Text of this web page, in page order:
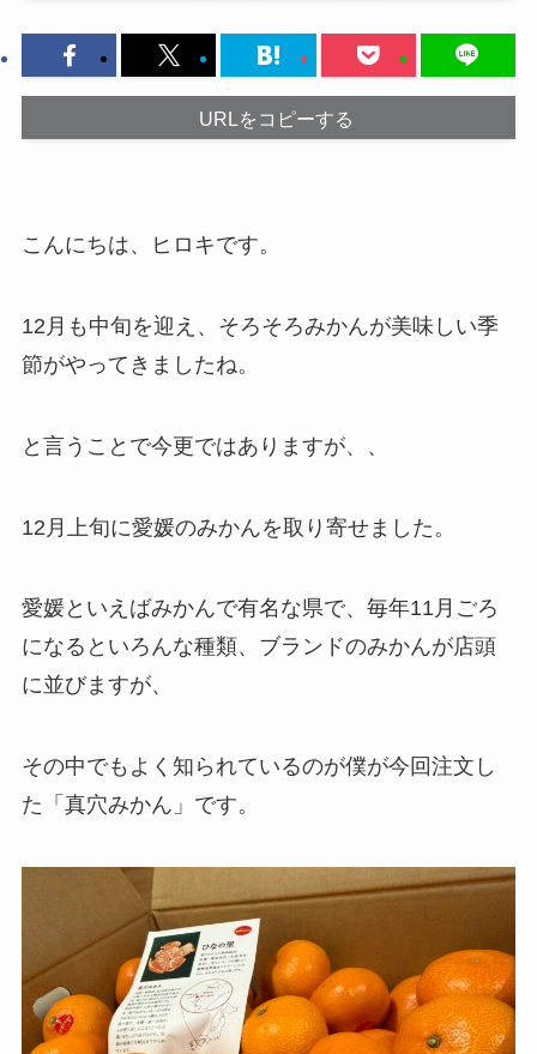
URLをコピーする
こんにちは、ヒロキです。
12月も中旬を迎え、そろそろみかんが美味しい季
節がやってきましたね。
と言うことで今更ではありますが、、
12月上旬に愛媛のみかんを取り寄せました。
愛媛といえばみかんで有名な県で、毎年11月ごろ
になるといろんな種類、ブランドのみかんが店頭
に並びますが、
その中でもよく知られているのが僕が今回注文し
た「真穴みかん」です。